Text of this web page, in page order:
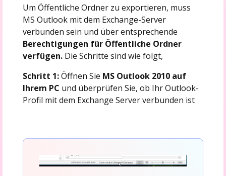
Um Öffentliche Ordner zu exportieren, muss
MS Outlook mit dem Exchange-Server
verbunden sein und über entsprechende
Berechtigungen für Öffentliche Ordner
verfügen. Die Schritte sind wie folgt,
Schritt 1:Öffnen Sie MS Outlook 2010 auf
Ihrem PC und überprüfen Sie, ob Ihr Outlook-
Profil mit dem Exchange Server verbunden ist